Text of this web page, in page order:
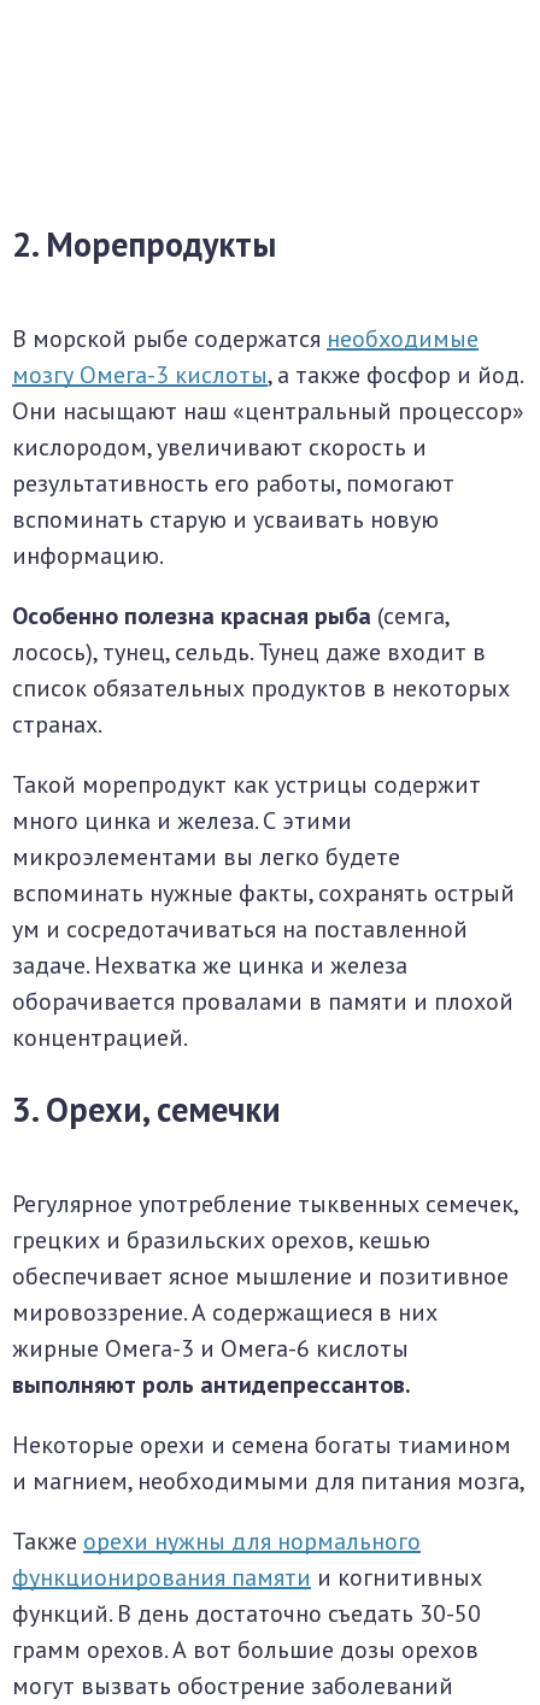
2. Морепродукты
В морской рыбе содержатся необходимые
мозгу Омега-3 кислоты, а также фосфор и йод.
Они насыщают наш «центральный процессор»
кислородом, увеличивают скорость и
результативность его работы, помогают
вспоминать старую и усваивать новую
информацию.
Особенно полезна красная рыба (семга,
лосось), тунец, сельдь. Тунец даже входит в
список обязательных продуктов в некоторых
странах.
Такой морепродукт как устрицы содержит
много цинка и железа. С этими
микроэлементами вы легко будете
вспоминать нужные факты, сохранять острый
ум и сосредотачиваться на поставленной
задаче. Нехватка же цинка и железа
оборачивается провалами в памяти и плохой
концентрацией.
3. Орехи, семечки
Регулярное употребление тыквенных семечек,
грецких и бразильских орехов, кешью
обеспечивает ясное мышление и позитивное
мировоззрение. А содержащиеся в них
жирные Омега-3 и Омега-6 кислоты
выполняют роль антидепрессантов.
Некоторые орехи и семена богаты тиамином
и магнием, необходимыми для питания мозга,
Также орехи нужны для нормального
функционирования памяти и когнитивных
функций. В день достаточно съедать 30-50
грамм орехов. А вот большие дозы орехов
могут вызвать обострение заболеваний